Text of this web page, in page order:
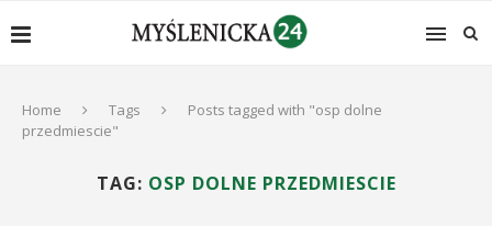
Home Tags
Posts tagged with "osp dolne
przedmiescie"
TAG: OSP DOLNE PRZEDMIESCIE